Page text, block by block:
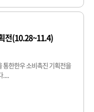
전(10.28~11.4)
통한한우 소비촉진 기획전을
....